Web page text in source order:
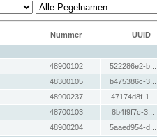
Nummer UUID
48900102 522286e2-b...
48300105 b475386c-3...
48900237 47174d8f-1...
48700103 8b4f9f7c-3...
48900204 5aaed954-d...